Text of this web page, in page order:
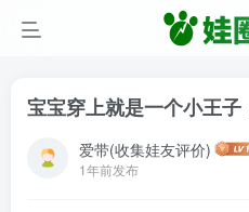
宝宝穿上就是一个小王子
爱带(收集娃友评价)
1年前发布